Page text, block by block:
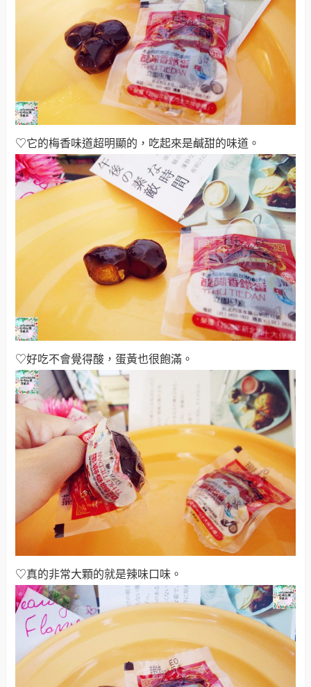
♡它的梅香味道超明顯的，吃起來是鹹甜的味道 。
♡好吃不會覺得酸，蛋黃也很飽滿 。
♡真的非常大顆的就是辣味口味 。